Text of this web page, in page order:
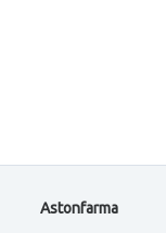
Astonfarma